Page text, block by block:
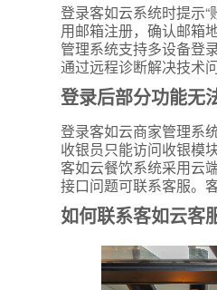
登录客如云系统时提示
用邮箱注册，确认邮箱
管理系统支持多设备登
通过远程诊断解决技术
登录后部分功能无
登录客如云商家管理系
收银员只能访问收银模
客如云餐饮系统采用云
接口问题可联系客服。
如何联系客如云客